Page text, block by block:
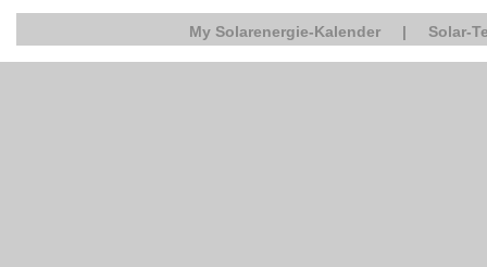
My Solarenergie-Kalender | Solar-